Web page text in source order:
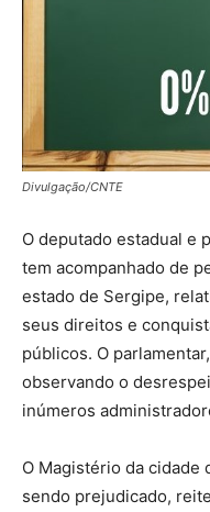
Divulgação/CNTE
O deputado estadual e
tem acompanhado de
estado de Sergipe,
seus direitos e
públicos. O
observando o
inúmeros
O Magistério da cidade
sendo prejudicado,